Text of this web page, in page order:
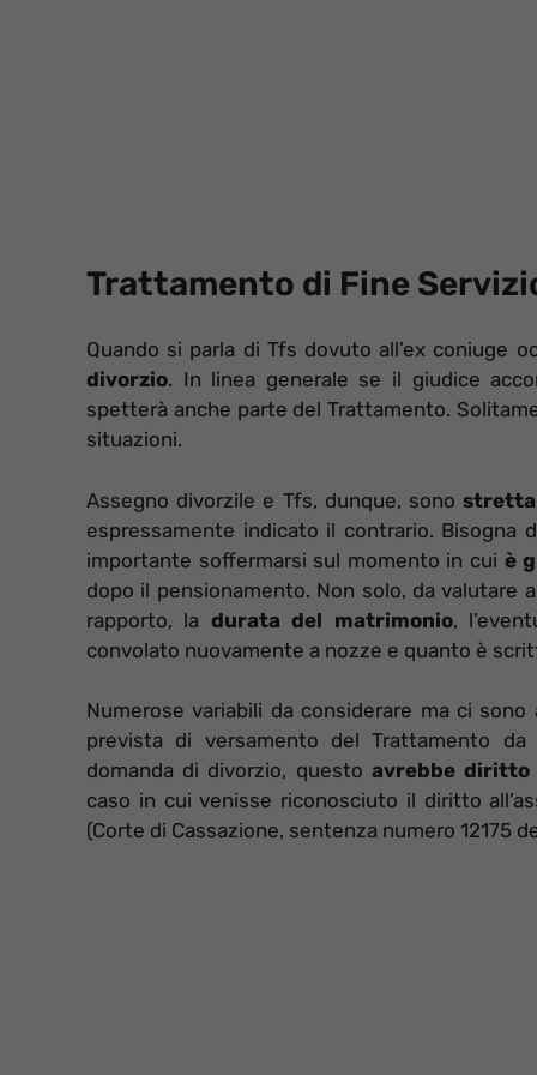
Trattamento di Fine
Quando si parla di Tfs dovuto all’ex coniuge
divorzio. In linea generale se il giudice
spetterà anche parte del Trattamento.
situazioni.
Assegno divorzile e Tfs, dunque, sono
espressamente indicato il contrario. Bisogna
importante soffermarsi sul momento in cui è
dopo il pensionamento. Non solo, da valutare
rapporto, la durata del matrimonio,
convolato nuovamente a nozze e quanto è
Numerose variabili da considerare ma ci
prevista di versamento del Trattamento da
domanda di divorzio, questo avrebbe diritto
caso in cui venisse riconosciuto il diritto
(Corte di Cassazione, sentenza numero 12175